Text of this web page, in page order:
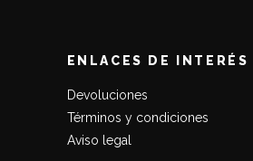
ENLACES DE INTERÉS
Devoluciones
Términos y condiciones
Aviso legal